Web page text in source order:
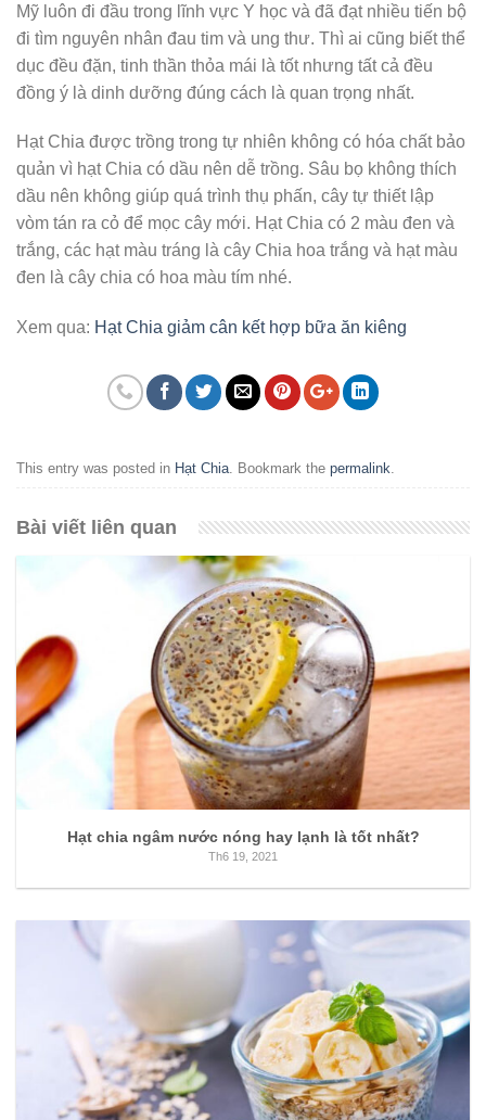
Mỹ luôn đi đầu trong lĩnh vực Y học và đã đạt nhiều tiến bộ
đi tìm nguyên nhân đau tim và ung thư. Thì ai cũng biết thể
dục đều đặn, tinh thần thỏa mái là tốt nhưng tất cả đều
đồng ý là dinh dưỡng đúng cách là quan trọng nhất.
Hạt Chia được trồng trong tự nhiên không có hóa chất bảo
quản vì hạt Chia có dầu nên dễ trồng. Sâu bọ không thích
dầu nên không giúp quá trình thụ phấn, cây tự thiết lập
vòm tán ra cỏ để mọc cây mới. Hạt Chia có 2 màu đen và
trắng, các hạt màu tráng là cây Chia hoa trắng và hạt màu
đen là cây chia có hoa màu tím nhé.
Xem qua: Hạt Chia giảm cân kết hợp bữa ăn kiêng
This entry was posted in Hạt Chia . Bookmark the permalink
Bài viết liên quan
Hạt chia ngâm nước nóng hay lạnh là tốt nhất?
Th6 19, 2021